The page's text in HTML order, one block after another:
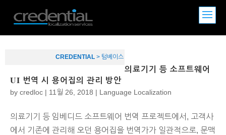
CREDENTIAL > 텀베이스
의료기기 등 소프트웨어
UI 번역 시 용어집의 관리 방안
by credloc | 11월 26, 2018 | Language Localization
의료기기 등 임베디드 소프트웨어 번역 프로젝트에서, 고객사
에서 기존에 관리해 오던 용어집을 번역가가 일관적으로, 문맥